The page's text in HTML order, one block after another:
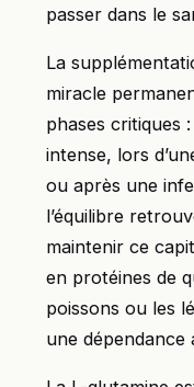
passer dans le
La
miracle
phases critiques
intense, lors
ou après une
l’équilibre
maintenir ce
en protéines de
poissons ou les
une dépendance